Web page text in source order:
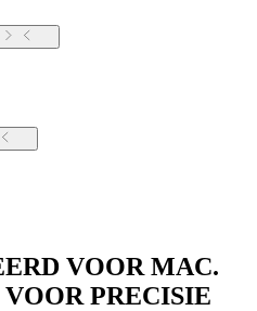
VOOR MAC.
PRECISIE